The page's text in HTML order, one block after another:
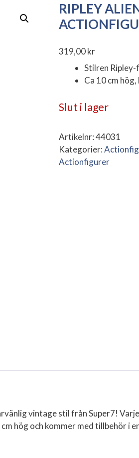
RIPLEY
319,00kr
Stilren
Ca 10 cm
Slut i lager
Artikelnr:44031
Kategorier:
Actionfigurer
vintage stil från Super7!
hög och kommer med tillbehör i